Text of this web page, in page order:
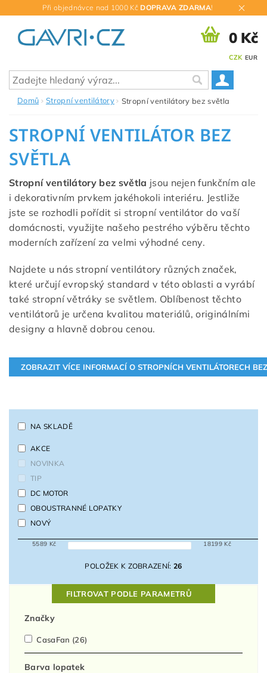
Při objednávce nad 1000 Kč DOPRAVA ZDARMA!
CZK EUR
0 Kč
Domů Stropní ventilátory Stropní ventilátory bez světla
STROPNÍ VENTILÁTOR BEZ
SVĚTLA
Stropní ventilátory bez světla jsou nejen funkčním ale
i dekorativním prvkem jakéhokoli interiéru. Jestliže
jste se rozhodli pořídit si stropní ventilátor do vaší
domácnosti, využijte našeho pestrého výběru těchto
moderních zařízení za velmi výhodné ceny.
Najdete u nás stropní ventilátory různých značek,
které určují evropský standard v této oblasti a vyrábí
také stropní větráky se světlem. Oblíbenost těchto
ventilátorů je určena kvalitou materiálů, originálními
designy a hlavně dobrou cenou.
NA SKLADĚ
AKCE
NOVINKA
TIP
DC MOTOR
OBOUSTRANNÉ LOPATKY
NOVÝ
5589 Kč 18199Kč
POLOŽEK K ZOBRAZENÍ:26
FILTROVAT PODLE PARAMETRŮ
Značky
CasaFan (26)
Barva lopatek